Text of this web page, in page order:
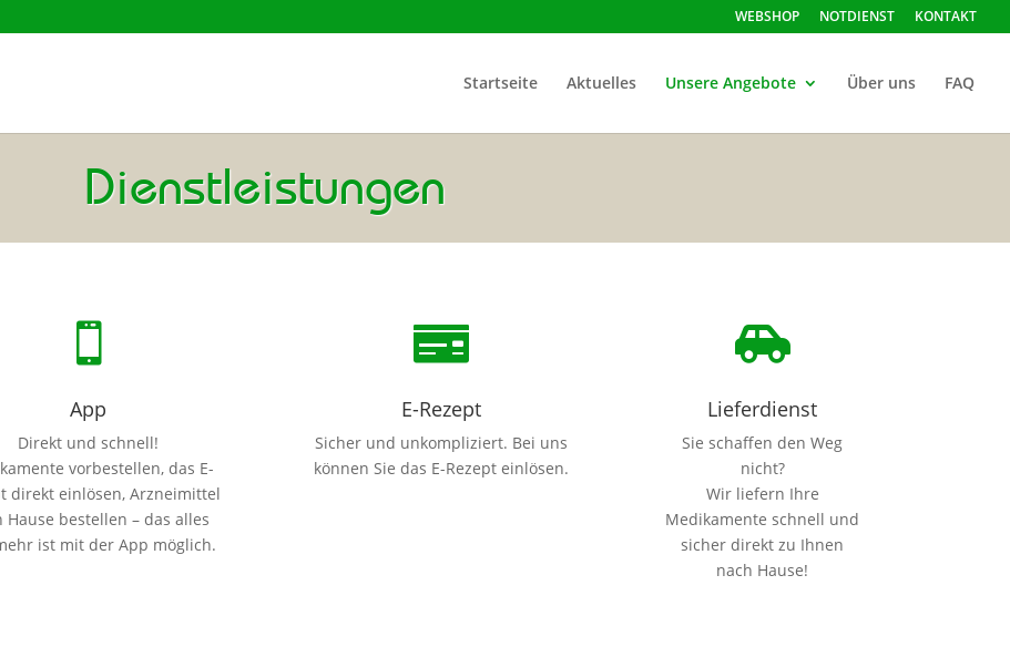
WEBSHOP NOTDIENST KONTAKT
Startseite Aktuelles Unsere Angebote Über uns FAQ
Dienstleistungen

App
Direkt und schnell!
vorbestellen, das E-
direkt einlösen, Arzneimittel
Hause bestellen – das alles
ist mit der App möglich.

E-Rezept
Sicher und unkompliziert. Bei uns
können Sie das E-Rezept einlösen.

Lieferdienst
Sie schaffen den Weg
nicht?
Wir liefern Ihre
Medikamente schnell und
sicher direkt zu Ihnen
nach Hause!